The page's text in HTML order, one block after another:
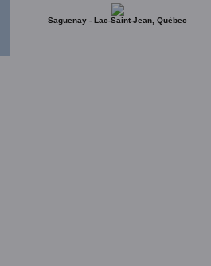
Saguenay - Lac-Saint-Jean, Québec